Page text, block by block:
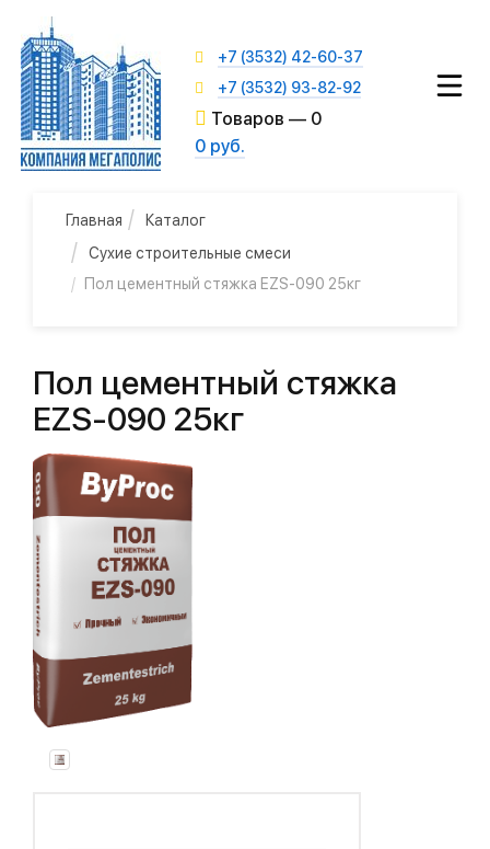
+7 (3532) 42-60-37
+7 (3532) 93-82-92
Товаров — 0
0 руб.
Главная
Каталог
Сухие строительные смеси
Пол цементный стяжка EZS-090 25кг
Пол цементный стяжка
EZS-090 25кг